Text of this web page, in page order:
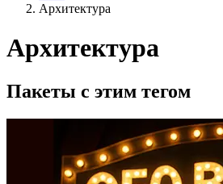
Архитектура
Архитектура
Пакеты с этим тегом